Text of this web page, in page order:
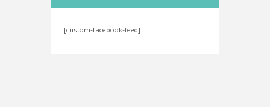
[custom-facebook-feed]